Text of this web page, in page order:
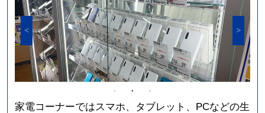
家電コーナーではスマホ、タブレット、PCなどの生